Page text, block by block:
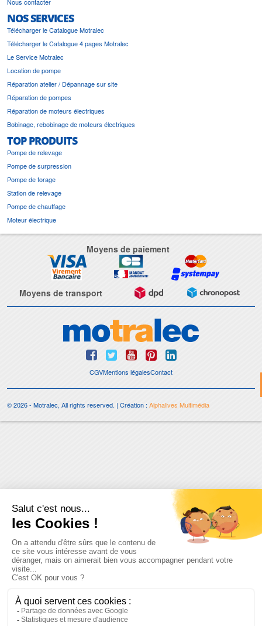
NOS SERVICES
Télécharger le Catalogue Motralec
Télécharger le Catalogue 4 pages Motralec
Le Service Motralec
Location de pompe
Réparation atelier / Dépannage sur site
Réparation de pompes
Réparation de moteurs électriques
Bobinage, rebobinage de moteurs électriques
TOP PRODUITS
Pompe de relevage
Pompe de surpression
Pompe de forage
Station de relevage
Pompe de chauffage
Moteur électrique
Moyens de paiement
Moyens de transport
CGVMentions légalesContact
© 2026 - Motralec, All rights reserved. | Création :Alphalives Multimédia